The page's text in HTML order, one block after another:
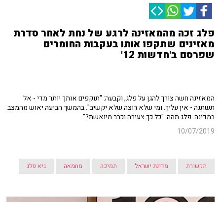
פלג זכה מהמאזינה לרגע של נחת לאחר סדרת
מאזינים שתקפו אותו בעקבות החומרים
שפרסם ב'חדשות 12'
המאזינה חשה צורך להגן על פלג, וקבעה: "תוקפים אותך יותר מדי - אל
תשתנה - אין עליך. ומי שלא רוצה שלא יקשיב". בהמשך הביעה יאוש מהמצב
במדינה. פלג תהה: "כל כך צעירה וכבר מיואשת?"
10/07/2019
תקשורת מדינת ישראל תמיכה מחמאה גיא פלג